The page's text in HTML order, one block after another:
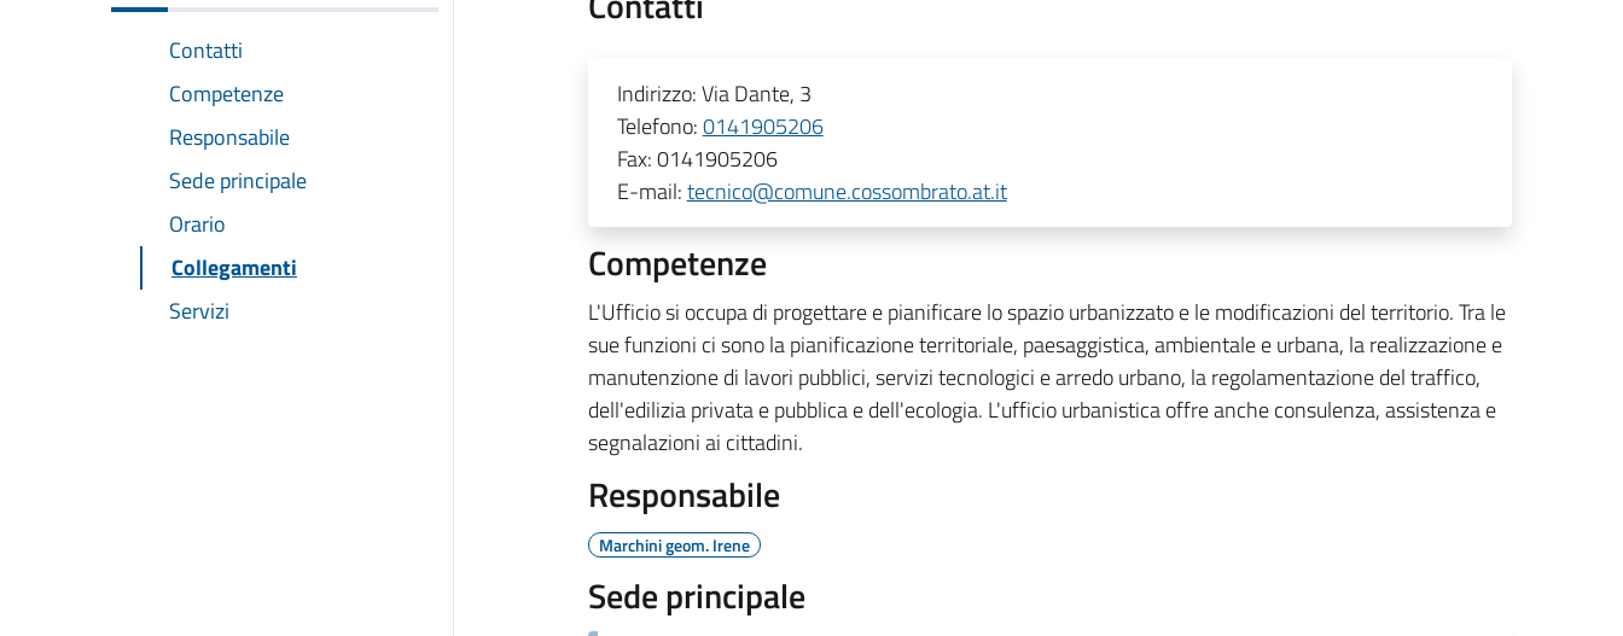
Contatti
Competenze
Responsabile
Sede principale
Orario
Collegamenti
Servizi
Indirizzo:Via Dante, 3
Telefono:0141905206
Fax:0141905206
E-mail:tecnico@comune.cossombrato.at.it
Competenze
L'Ufficio si occupa di progettare e pianificare lo spazio urbanizzato e le modificazioni del territorio. Tra le
sue funzioni ci sono la pianificazione territoriale, paesaggistica, ambientale e urbana, la realizzazione e
manutenzione di lavori pubblici, servizi tecnologici e arredo urbano, la regolamentazione del traffico,
dell'edilizia privata e pubblica e dell'ecologia. L'ufficio urbanistica offre anche consulenza, assistenza e
segnalazioni ai cittadini.
Responsabile
Marchini geom. Irene
Sede principale